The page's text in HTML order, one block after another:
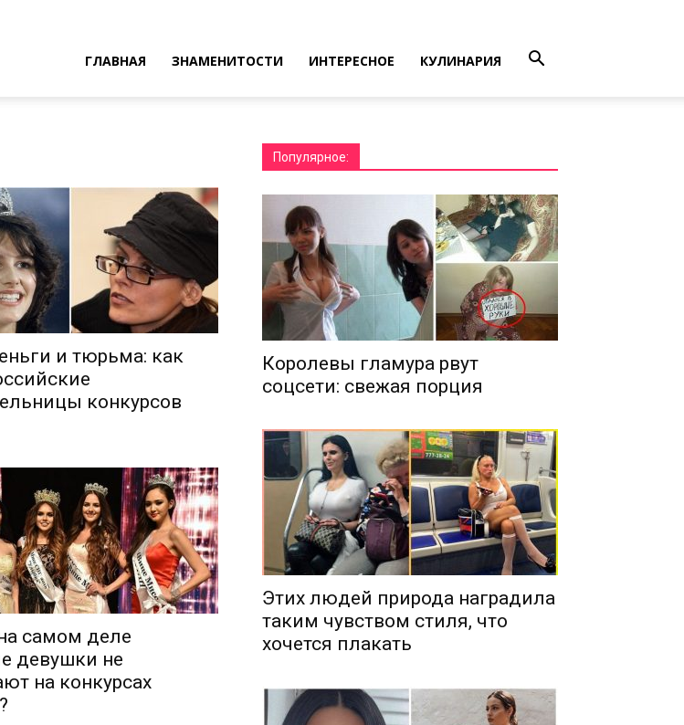
ГЛАВНАЯ ЗНАМЕНИТОСТИ ИНТЕРЕСНОЕ КУЛИНАРИЯ
и тюрьма: как
конкурсов
самом деле
девушки не
на конкурсах
Популярное:
Королевы гламура рвут
соцсети: свежая порция
Этих людей природа наградила
таким чувством стиля, что
хочется плакать